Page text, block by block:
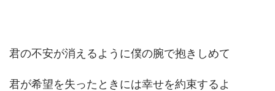
君の不安が消えるように僕の腕で抱きしめて
君が希望を失ったときには幸せを約束するよ